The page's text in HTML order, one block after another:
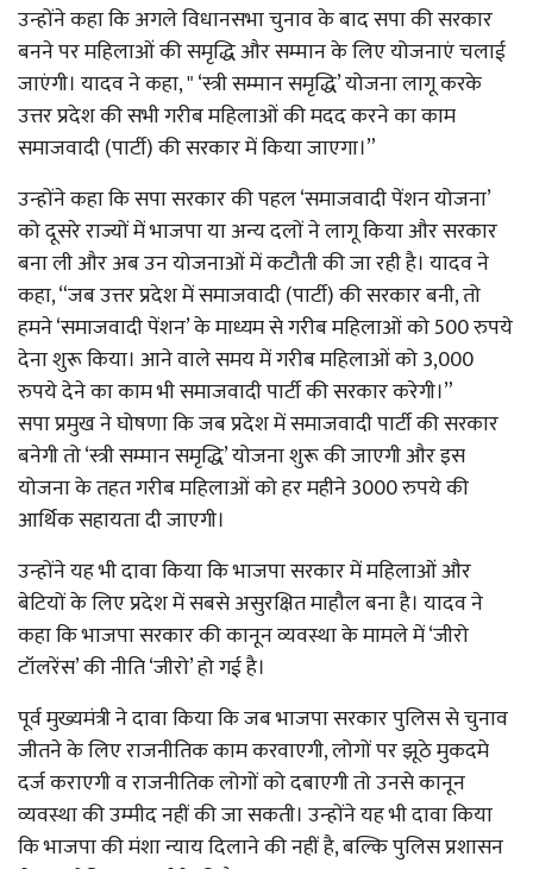
उन्होंने कहा कि अगले विधानसभा चुनाव के बाद सपा की सरकार
बनने पर महिलाओं की समृद्धि और सम्मान के लिए योजनाएं चलाई
जाएंगी। यादव ने कहा, " ‘स्त्री सम्मान समृद्धि’ योजना लागू करके
उत्तर प्रदेश की सभी गरीब महिलाओं की मदद करने का काम
समाजवादी (पार्टी) की सरकार में किया जाएगा।”
उन्होंने कहा कि सपा सरकार की पहल ‘समाजवादी पेंशन योजना’
को दूसरे राज्यों में भाजपा या अन्य दलों ने लागू किया और सरकार
बना ली और अब उन योजनाओं में कटौती की जा रही है। यादव ने
कहा, “जब उत्तर प्रदेश में समाजवादी (पार्टी) की सरकार बनी, तो
हमने ‘समाजवादी पेंशन’ के माध्यम से गरीब महिलाओं को 500 रुपये
देना शुरू किया। आने वाले समय में गरीब महिलाओं को 3,000
रुपये देने का काम भी समाजवादी पार्टी की सरकार करेगी।”
सपा प्रमुख ने घोषणा कि जब प्रदेश में समाजवादी पार्टी की सरकार
बनेगी तो ‘स्त्री सम्मान समृद्धि’ योजना शुरू की जाएगी और इस
योजना के तहत गरीब महिलाओं को हर महीने 3000 रुपये की
आर्थिक सहायता दी जाएगी।
उन्होंने यह भी दावा किया कि भाजपा सरकार में महिलाओं और
बेटियों के लिए प्रदेश में सबसे असुरक्षित माहौल बना है। यादव ने
कहा कि भाजपा सरकार की कानून व्यवस्था के मामले में ‘जीरो
टॉलरेंस’ की नीति ‘जीरो’ हो गई है।
पूर्व मुख्यमंत्री ने दावा किया कि जब भाजपा सरकार पुलिस से चुनाव
जीतने के लिए राजनीतिक काम करवाएगी, लोगों पर झूठे मुकदमे
दर्ज कराएगी व राजनीतिक लोगों को दबाएगी तो उनसे कानून
व्यवस्था की उम्मीद नहीं की जा सकती। उन्होंने यह भी दावा किया
कि भाजपा की मंशा न्याय दिलाने की नहीं है, बल्कि पुलिस प्रशासन